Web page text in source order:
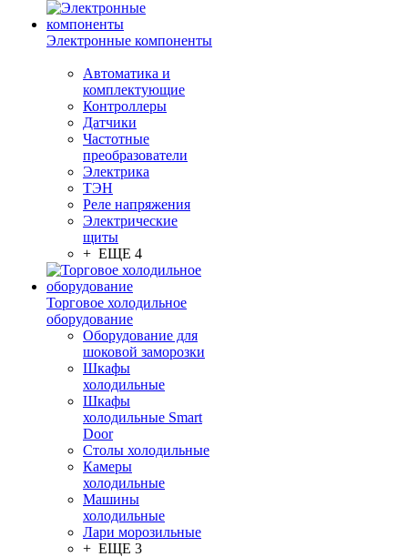
Электронные компоненты
Автоматика и
комплектующие
Контроллеры
Датчики
Частотные
преобразователи
Электрика
ТЭН
Реле напряжения
Электрические
щиты
+ ЕЩЕ 4
Торговое холодильное
оборудование
Оборудование для
шоковой заморозки
Шкафы
холодильные
Шкафы
холодильные Smart
Door
Столы холодильные
Камеры
холодильные
Машины
холодильные
Лари морозильные
+ ЕЩЕ 3